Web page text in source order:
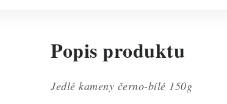
Popis produktu
Jedlé kameny černo-bílé 150g